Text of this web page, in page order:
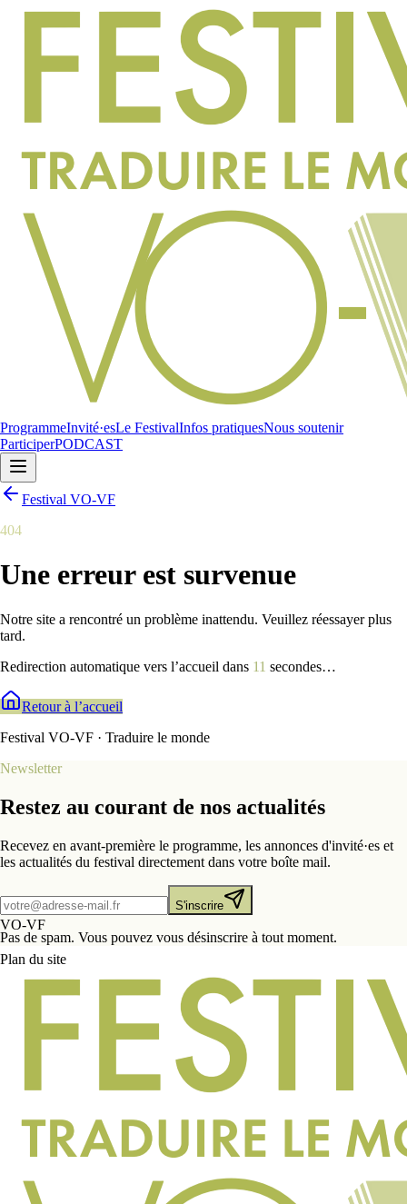
ProgrammeInvité·esLe FestivalInfos pratiquesNous soutenir
ParticiperPODCAST
Festival VO-VF
404
Une erreur est survenue
Notre site a rencontré un problème inattendu. Veuillez réessayer plus
tard.
Redirection automatique vers l’accueil dans 9 secondes…
Retour à l’accueil
Festival VO-VF · Traduire le monde
Newsletter
Restez au courant de nos actualités
Recevez en avant-première le programme, les annonces d'invité·es et
les actualités du festival directement dans votre boîte mail.
S'inscrire
Pas de spam. Vous pouvez vous désinscrire à tout moment.
VO-VF
Plan du site